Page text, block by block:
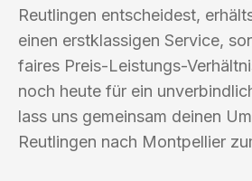
Reutlingen entscheidest,
einen erstklassigen Service,
faires Preis-Leistungs-
noch heute für ein
lass uns gemeinsam deinen
Reutlingen nach Montpellier